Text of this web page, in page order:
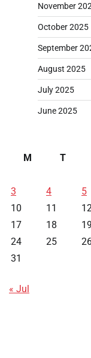
November
October 2025
September
August 2025
July 2025
June 2025
M
T
3
4 5
10
11 12
17
18 19
24
25
31
« Jul